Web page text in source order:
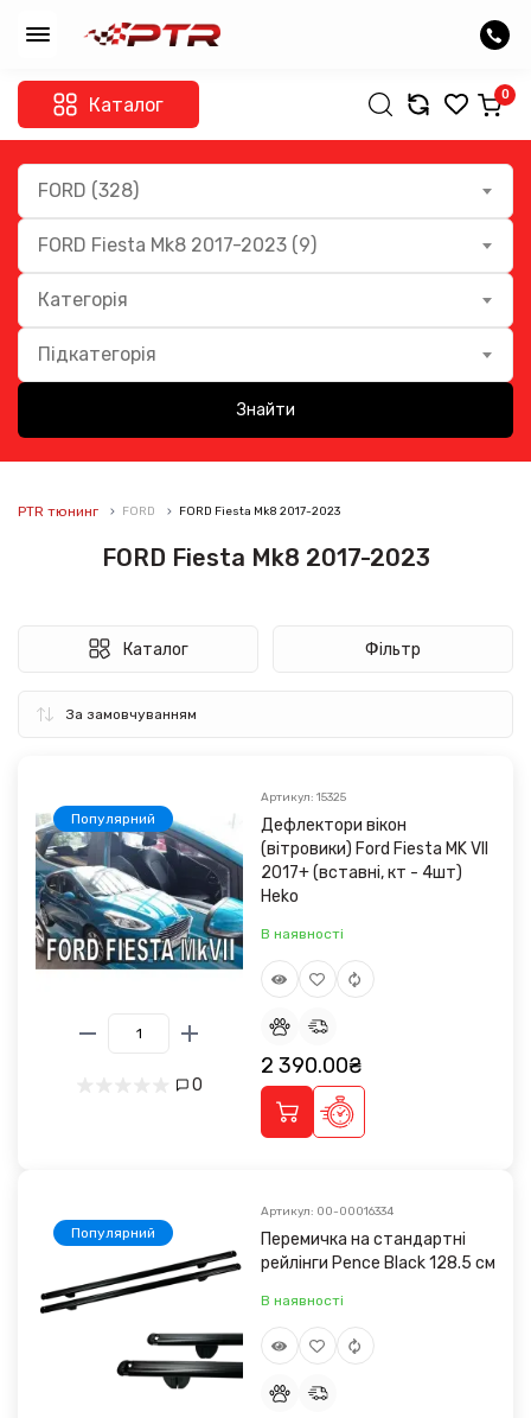
Каталог 0
FORD (328)
FORD Fiesta Mk8 2017-2023 (9)
Категорія
Підкатегорія
Знайти
PTR тюнинг FORD FORD Fiesta Mk8 2017-2023
FORD Fiesta Mk8 2017-2023
Каталог Фільтр
Популярний
0
Артикул: 15325
Дефлектори вікон
(вітровики) Ford Fiesta MK VII
2017+ (вставні, кт - 4шт)
Heko
В наявності
2 390.00₴
Популярний
Артикул: 00-00016334
Перемичка на стандартні
рейлінги Pence Black 128.5 cм
В наявності